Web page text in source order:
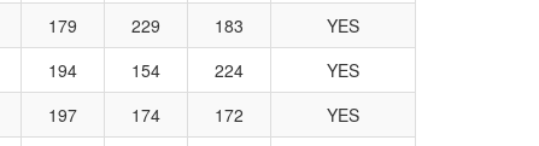
179 229 183
YES
194 154 224
YES
197 174 172
YES